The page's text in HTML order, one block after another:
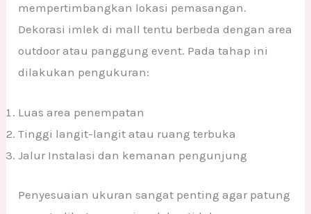
mempertimbangkan lokasi pemasangan.
Dekorasi imlek di mall tentu berbeda dengan area
outdoor atau panggung event. Pada tahap ini
dilakukan pengukuran:
Luas area penempatan
Tinggi langit-langit atau ruang terbuka
Jalur Instalasi dan kemanan pengunjung
Penyesuaian ukuran sangat penting agar patung